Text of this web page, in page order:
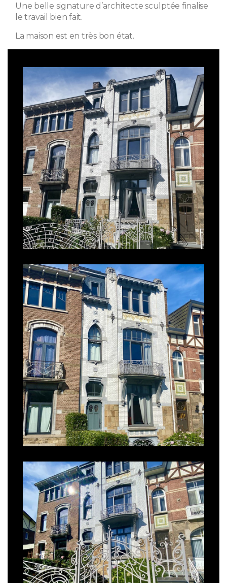
Une belle signature d’architecte sculptée finalise
le travail bien fait.
La maison est en très bon état.